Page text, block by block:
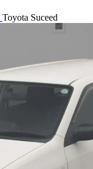
Toyota Suceed